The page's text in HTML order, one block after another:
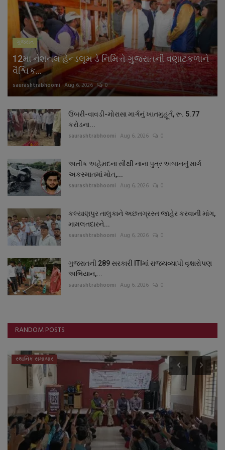
નાણાંકીય સમાચાર
સ્થાનિક સમાચાર
સ્પોર્ટ્સ
રાશિફળ
ગુનાખોરી
બોલિવૂડ
સ્વાસ્થ્ય
ગુજરાત
12મા નેશનલ હેન્ડલૂમ ડે નિમિત્તે ગુજરાતની વણાટકળાને
વૈશ્વિક...
saurashtrabhoomi Aug 6, 2026 0
ઉંબરી-વાવડી-મોરાસા માર્ગનું ખાતમુહૂર્ત, રૂ. 5.77
કરોડના...
saurashtrabhoomi Aug 6, 2026 0
અતીક અહેમદના સૌથી નાના પુત્ર અબાનનું માર્ગ
અકસ્માતમાં મોત,...
saurashtrabhoomi Aug 6, 2026 0
કલ્યાણપુર તાલુકાને અછતગ્રસ્ત જાહેર કરવાની માંગ,
મામલતદારને...
saurashtrabhoomi Aug 6, 2026 0
ગુજરાતની 289 સરકારી ITIમાં રાજ્યવ્યાપી વૃક્ષારોપણ
અભિયાન,...
saurashtrabhoomi Aug 6, 2026 0
RANDOM POSTS
સ્થાનિક સમાચાર